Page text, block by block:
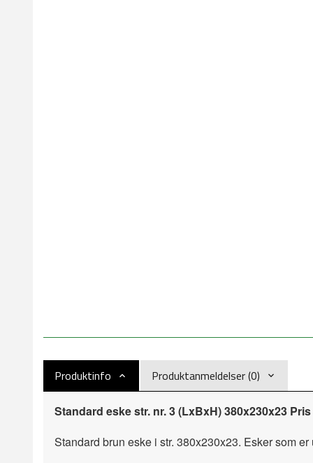
Produktinfo Produktanmeldelser (0)
Standard eske str. nr. 3 (LxBxH) 380x230x23
Standard brun eske i str. 380x230x23. Esker som